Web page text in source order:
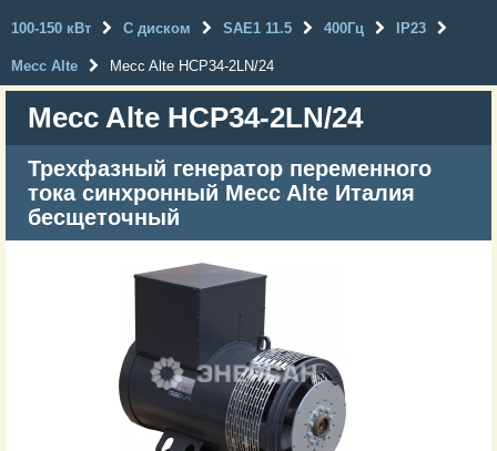
100-150 кВт С диском SAE1 11.5 400Гц IP23
Mecc Alte Mecc Alte HCP34-2LN/24
Mecc Alte HCP34-2LN/24
Трехфазный генератор переменного
тока синхронный Mecc Alte Италия
бесщеточный